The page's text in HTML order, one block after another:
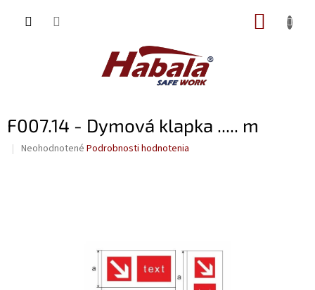
F007.14 - Dymová klapka ..... m
Priemerné
Neohodnotené Podrobnosti hodnotenia